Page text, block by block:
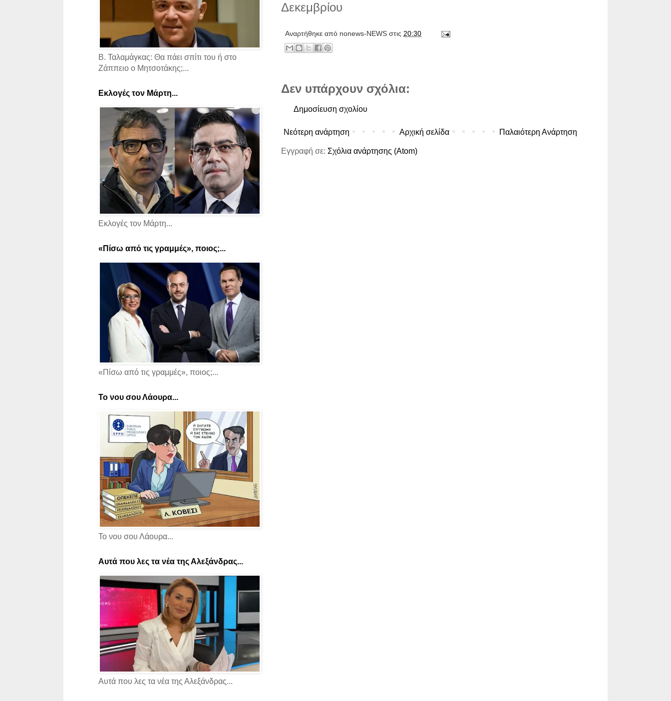
Δεκεμβρίου
Αναρτήθηκε από nonews-NEWS στις 20:30
Δεν υπάρχουν σχόλια:
Δημοσίευση σχολίου
Νεότερη ανάρτηση Παλαιότερη Ανάρτηση
Αρχική σελίδα
Εγγραφή σε: Σχόλια ανάρτησης (Atom)
Β. Ταλαμάγκας: Θα πάει σπίτι του ή στο
Ζάππειο ο Μητσοτάκης;...
Εκλογές τον Μάρτη...
Εκλογές τον Μάρτη...
«Πίσω από τις γραμμές», ποιος;...
«Πίσω από τις γραμμές», ποιος;...
Το νου σου Λάουρα...
Το νου σου Λάουρα...
Αυτά που λες τα νέα της Αλεξάνδρας...
Αυτά που λες τα νέα της Αλεξάνδρας...